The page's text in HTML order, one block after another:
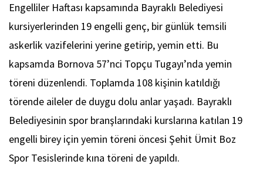
Engelliler Haftası kapsamında Bayraklı Belediyesi
kursiyerlerinden 19 engelli genç, bir günlük temsili
askerlik vazifelerini yerine getirip, yemin etti. Bu
kapsamda Bornova 57’nci Topçu Tugayı’nda yemin
töreni düzenlendi. Toplamda 108 kişinin katıldığı
törende aileler de duygu dolu anlar yaşadı. Bayraklı
Belediyesinin spor branşlarındaki kurslarına katılan 19
engelli birey için yemin töreni öncesi Şehit Ümit Boz
Spor Tesislerinde kına töreni de yapıldı.